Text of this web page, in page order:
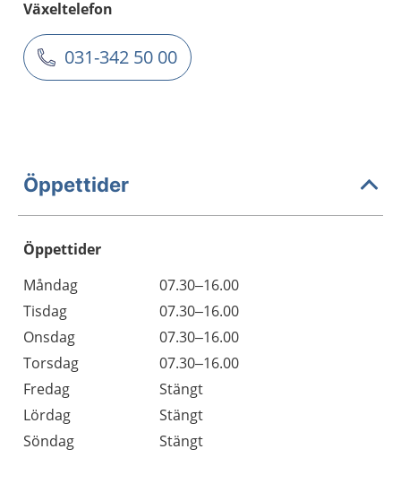
Växeltelefon
031-342 50 00
Öppettider
Öppettider
Dag
Öppettider
Kommentarer
Måndag
07.30–16.00
Tisdag
07.30–16.00
Onsdag
07.30–16.00
Torsdag
07.30–16.00
Fredag
Stängt
Lördag
Stängt
Söndag
Stängt